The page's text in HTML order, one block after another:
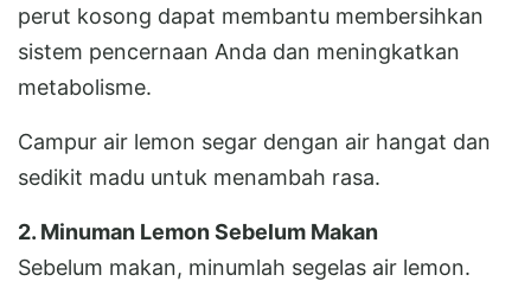
perut kosong dapat membantu membersihkan
sistem pencernaan Anda dan meningkatkan
metabolisme.
Campur air lemon segar dengan air hangat dan
sedikit madu untuk menambah rasa.
2. Minuman Lemon Sebelum Makan
Sebelum makan, minumlah segelas air lemon.